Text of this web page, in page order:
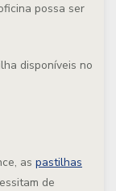
possa ser
disponíveis no
as pastilhas
de